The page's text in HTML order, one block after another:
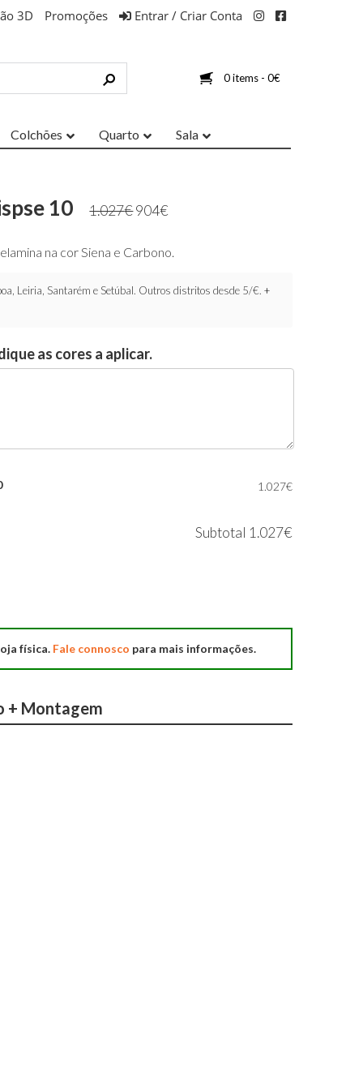
3D Promoções Entrar / Criar Conta
0 items - 0€
Colchões Quarto Sala
10 1.027€904€
na cor Siena e Carbono.
Leiria, Santarém e Setúbal. Outros distritos desde 5/€.+
as cores a aplicar.
1.027€
Subtotal 1.027€
física. Fale connosco para mais informações.
+ Montagem